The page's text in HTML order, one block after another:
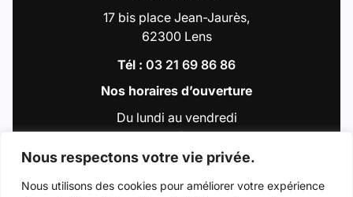
Nous respectons votre vie privée.
Nous utilisons des cookies pour améliorer votre expérience
17 bis place Jean-Jaurès,
62300 Lens
Tél : 03 21 69 86 86
Nos horaires d’ouverture
Du lundi au vendredi
de 9h00 à 12h30
et de 13h30 à 18h00